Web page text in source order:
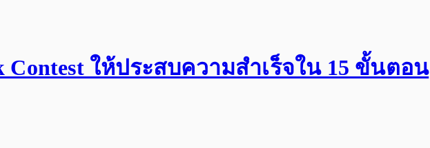
Contest ให้ประสบความสำเร็จใน 15 ขั้นตอน